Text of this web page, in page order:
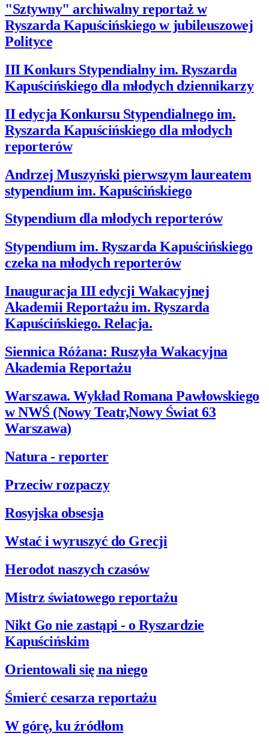
"Sztywny" archiwalny reportaż w
Ryszarda Kapuścińskiego w jubileuszowej
Polityce
III Konkurs Stypendialny im. Ryszarda
Kapuścińskiego dla młodych dziennikarzy
II edycja Konkursu Stypendialnego im.
Ryszarda Kapuścińskiego dla młodych
reporterów
Andrzej Muszyński pierwszym laureatem
stypendium im. Kapuścińskiego
Stypendium dla młodych reporterów
Stypendium im. Ryszarda Kapuścińskiego
czeka na młodych reporterów
Inauguracja III edycji Wakacyjnej
Akademii Reportażu im. Ryszarda
Kapuścińskiego. Relacja.
Siennica Różana: Ruszyła Wakacyjna
Akademia Reportażu
Warszawa. Wykład Romana Pawłowskiego
w NWŚ (Nowy Teatr,Nowy Świat 63
Warszawa)
Natura - reporter
Przeciw rozpaczy
Rosyjska obsesja
Wstać i wyruszyć do Grecji
Herodot naszych czasów
Mistrz światowego reportażu
Nikt Go nie zastąpi - o Ryszardzie
Kapuścińskim
Orientowali się na niego
Śmierć cesarza reportażu
W górę, ku źródłom